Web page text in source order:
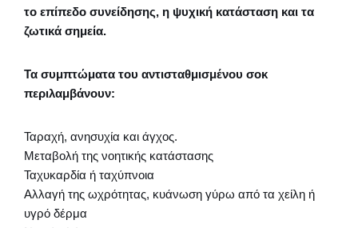
το επίπεδο συνείδησης, η ψυχική κατάσταση και τα
ζωτικά σημεία.
Τα συμπτώματα του αντισταθμισμένου σοκ
περιλαμβάνουν:
Ταραχή, ανησυχία και άγχος.
Μεταβολή της νοητικής κατάστασης
Ταχυκαρδία ή ταχύπνοια
Αλλαγή της ωχρότητας, κυάνωση γύρω από τα χείλη ή
υγρό δέρμα